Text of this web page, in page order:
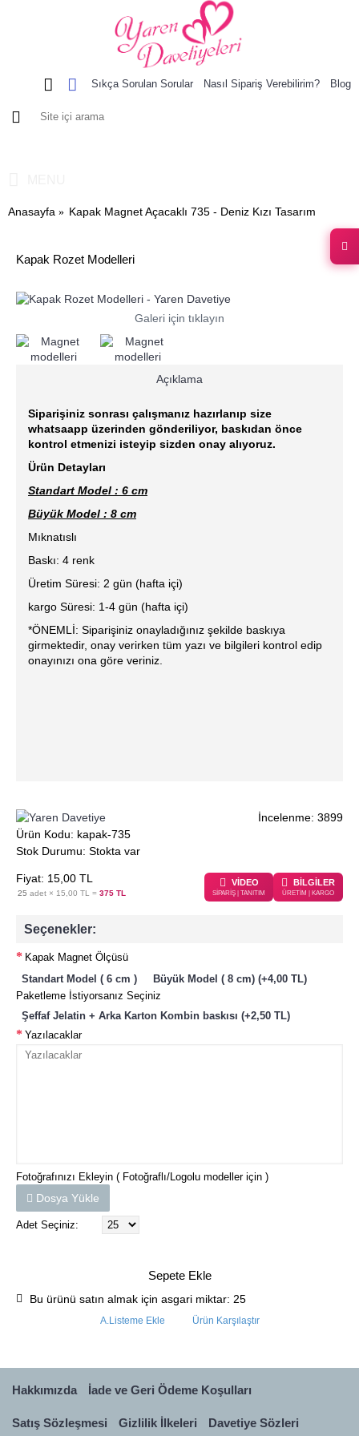
Sıkça Sorulan Sorular Nasıl Sipariş Verebilirim? Blog
Anasayfa Kapak Magnet Açacaklı 735 - Deniz Kızı Tasarım
Kapak Rozet Modelleri
Galeri için tıklayın
Açıklama
Siparişiniz sonrası çalışmanız hazırlanıp size
whatsaapp üzerinden gönderiliyor, baskıdan önce
kontrol etmenizi isteyip sizden onay alıyoruz.
Ürün Detayları
Standart Model : 6 cm
Büyük Model : 8 cm
Mıknatıslı
Baskı: 4 renk
Üretim Süresi: 2 gün (hafta içi)
kargo Süresi: 1-4 gün (hafta içi)
*ÖNEMLİ: Siparişiniz onayladığınız şekilde baskıya
girmektedir, onay verirken tüm yazı ve bilgileri kontrol edip
onayınızı ona göre veriniz.
İncelenme: 3899
Ürün Kodu: kapak-735
Stok Durumu: Stokta var
Fiyat: 15 ,00 TL
25 adet × 15,00 TL = 375 TL
VİDEO
SİPARİŞ | TANITIM
BİLGİLER
ÜRETİM | KARGO
Seçenekler:
Kapak Magnet Ölçüsü
Standart Model ( 6 cm )
Büyük Model ( 8 cm) (+4,00 TL)
Paketleme İstiyorsanız Seçiniz
Şeffaf Jelatin + Arka Karton Kombin baskısı (+2,50 TL)
Yazılacaklar
Fotoğrafınızı Ekleyin ( Fotoğraflı/Logolu modeller için )
Dosya Yükle
Adet Seçiniz:
Sepete Ekle
Bu ürünü satın almak için asgari miktar: 25
A.Listeme Ekle Ürün Karşılaştır
Hakkımızda İade ve Geri Ödeme Koşulları
Satış Sözleşmesi Gizlilik İlkeleri Davetiye Sözleri